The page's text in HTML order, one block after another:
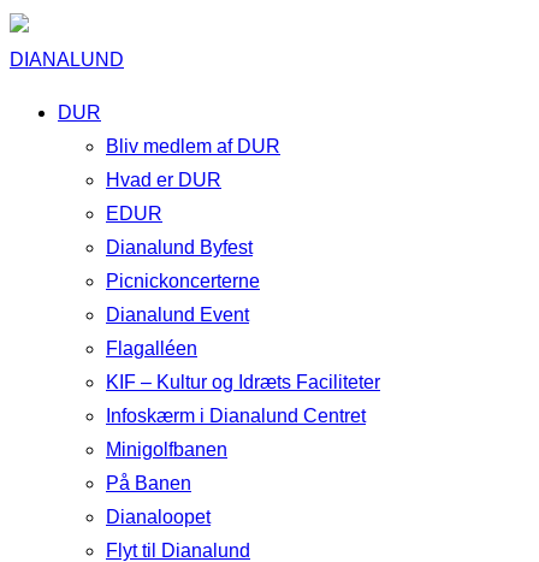
DIANALUND
DUR
Bliv medlem af DUR
Hvad er DUR
EDUR
Dianalund Byfest
Picnickoncerterne
Dianalund Event
Flagalléen
KIF – Kultur og Idræts Faciliteter
Infoskærm i Dianalund Centret
Minigolfbanen
På Banen
Dianaloopet
Flyt til Dianalund